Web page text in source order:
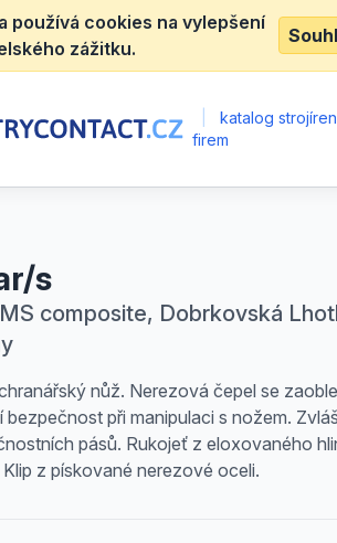
používá cookies na vylepšení
zážitku.
katalog
firem
s
composite, Dobrkovská
nůž. Nerezová čepel se
bezpečnost při manipulaci s nožem.
pásů. Rukojeť z eloxovaného
z pískované nerezové oceli.